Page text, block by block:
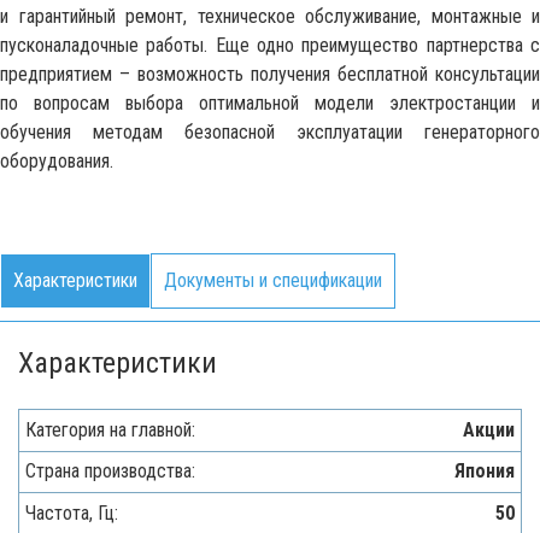
и гарантийный ремонт, техническое обслуживание, монтажные и
пусконаладочные работы. Еще одно преимущество партнерства с
предприятием – возможность получения бесплатной консультации
по вопросам выбора оптимальной модели электростанции и
обучения методам безопасной эксплуатации генераторного
оборудования.
Характеристики Документы и спецификации
Характеристики
Категория на главной:
Акции
Страна производства:
Япония
Частота, Гц:
50